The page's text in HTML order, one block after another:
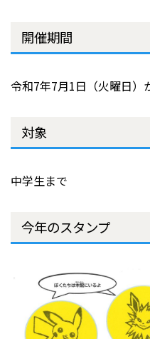
開催期間
令和7年7月1日（火曜日）
対象
中学生まで
今年のスタンプ